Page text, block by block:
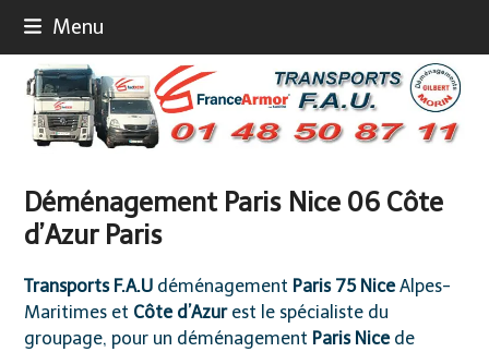
content
Menu
Déménagement Paris Nice 06 Côte
d’Azur Paris
Transports F.A.U déménagement Paris 75 NiceAlpes-
Maritimes et Côte d’Azurest le spécialiste du
groupage, pour un déménagement Paris Nicede